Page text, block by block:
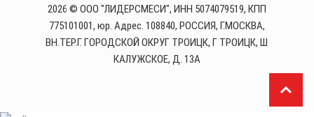
2026 © ООО "ЛИДЕРСМЕСИ", ИНН 5074079519, КПП
775101001, юр. Адрес. 108840, РОССИЯ, Г.МОСКВА,
ВН.ТЕР.Г. ГОРОДСКОЙ ОКРУГ ТРОИЦК, Г ТРОИЦК, Ш
КАЛУЖСКОЕ, Д. 13А